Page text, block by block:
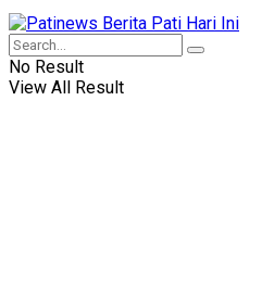
No Result
View All Result